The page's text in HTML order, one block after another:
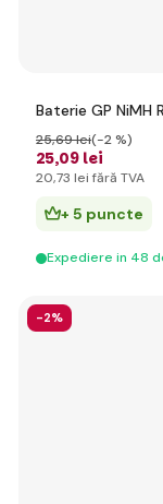
Baterie GP NiMH
25,09 lei
25,69 lei(-2 %)
20,73 lei fără TVA
+ 5 puncte
Expediere in 48
-2%